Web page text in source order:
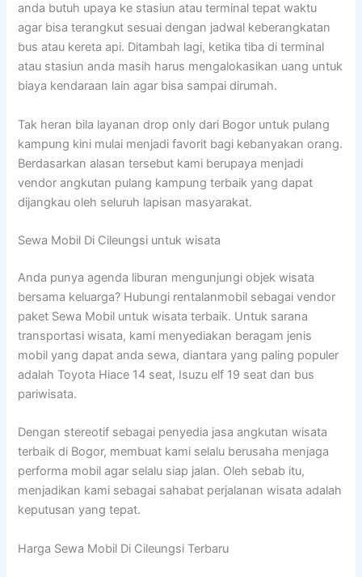
anda butuh upaya ke stasiun atau terminal tepat waktu
agar bisa terangkut sesuai dengan jadwal keberangkatan
bus atau kereta api. Ditambah lagi, ketika tiba di terminal
atau stasiun anda masih harus mengalokasikan uang untuk
biaya kendaraan lain agar bisa sampai dirumah.
Tak heran bila layanan drop only dari Bogor untuk pulang
kampung kini mulai menjadi favorit bagi kebanyakan orang.
Berdasarkan alasan tersebut kami berupaya menjadi
vendor angkutan pulang kampung terbaik yang dapat
dijangkau oleh seluruh lapisan masyarakat.
Sewa Mobil Di Cileungsi untuk wisata
Anda punya agenda liburan mengunjungi objek wisata
bersama keluarga? Hubungi rentalanmobil sebagai vendor
paket Sewa Mobil untuk wisata terbaik. Untuk sarana
transportasi wisata, kami menyediakan beragam jenis
mobil yang dapat anda sewa, diantara yang paling populer
adalah Toyota Hiace 14 seat, Isuzu elf 19 seat dan bus
pariwisata.
Dengan stereotif sebagai penyedia jasa angkutan wisata
terbaik di Bogor, membuat kami selalu berusaha menjaga
performa mobil agar selalu siap jalan. Oleh sebab itu,
menjadikan kami sebagai sahabat perjalanan wisata adalah
keputusan yang tepat.
Harga Sewa Mobil Di Cileungsi Terbaru